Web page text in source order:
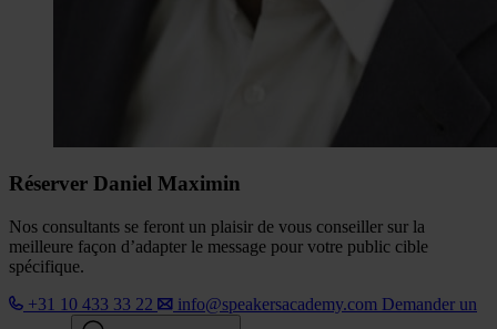
Réserver Daniel Maximin
Nos consultants se feront un plaisir de vous conseiller sur la
meilleure façon d’adapter le message pour votre public cible
spécifique.
+31 10 433 33 22
info@speakersacademy.com Demander un